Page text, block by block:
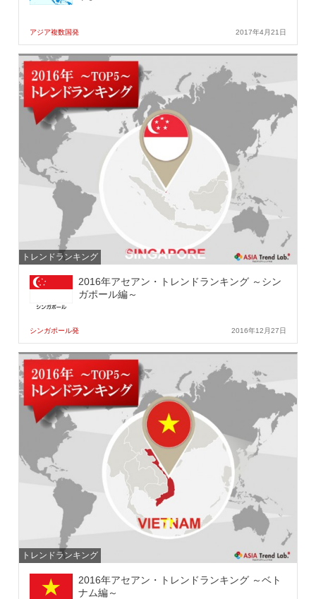
アジア複数国発 2017年4月21日
トレンドランキング
2016年アセアン・トレンドランキング ～シン
ガポール編～
シンガポール発 2016年12月27日
トレンドランキング
2016年アセアン・トレンドランキング ～ベト
ナム編～